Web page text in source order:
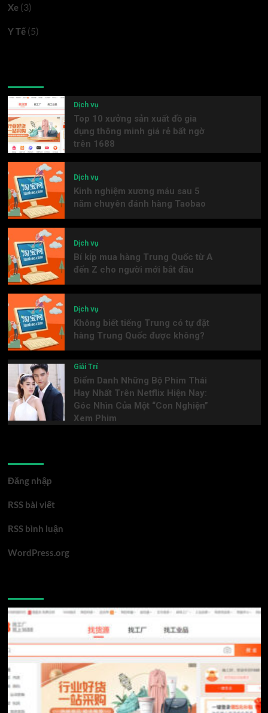
Xe(3)
Y Tế(5)
Dịch vụ
Top 10 xưởng sản xuất đồ gia
dụng thông minh giá rẻ bất ngờ
trên 1688
Dịch vụ
Kinh nghiệm xương máu sau 5
năm chuyên đánh hàng Taobao
Dịch vụ
Bí kíp mua hàng Trung Quốc từ A
đến Z cho người mới bắt đầu
Dịch vụ
Không biết tiếng Trung có tự đặt
hàng Trung Quốc được không?
Giải Trí
Điểm Danh Những Bộ Phim Thái
Hay Nhất Trên Netflix Hiện Nay:
Góc Nhìn Của Một “Con Nghiện”
Xem Phim
Đăng nhập
RSS bài viết
RSS bình luận
WordPress.org